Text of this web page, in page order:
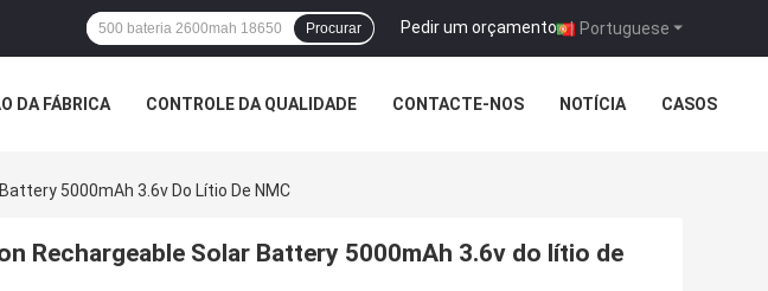
Portuguese
Pedir um orçamento |
Procurar
DA FÁBRICA CONTROLE DA QUALIDADE CONTACTE-NOS NOTÍCIA CASOS
5000mAh 3.6v Do Lítio De NMC
Rechargeable Solar Battery 5000mAh 3.6v do lítio de